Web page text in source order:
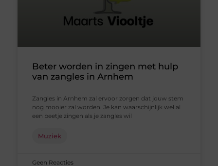
Beter worden in zingen met hulp
van zangles in Arnhem
Zangles in Arnhem zal ervoor zorgen dat jouw stem
nog mooier zal worden. Je kan waarschijnlijk wel al
een beetje zingen als je zangles wil
Muziek
Geen Reacties